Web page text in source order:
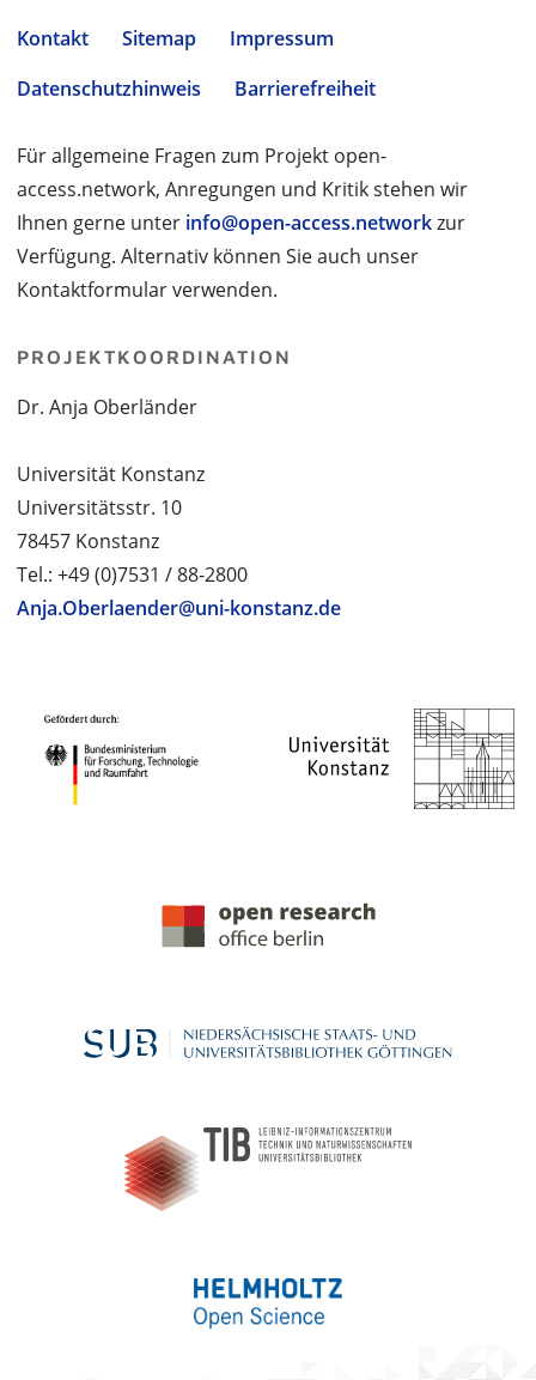
Kontakt Sitemap
Impressum
Datenschutzhinweis
Barrierefreiheit
Für allgemeine Fragen zum Projekt open-
access.network, Anregungen und Kritik stehen wir
Ihnen gerne unter info@open-access.networkzur
Verfügung. Alternativ können Sie auch unser
Kontaktformular verwenden.
PROJEKTKOORDINATION
Dr. Anja Oberländer
Universität Konstanz
Universitätsstr. 10
78457 Konstanz
Tel.: +49 (0)7531 / 88-2800
Anja.Oberlaender@uni-konstanz.de